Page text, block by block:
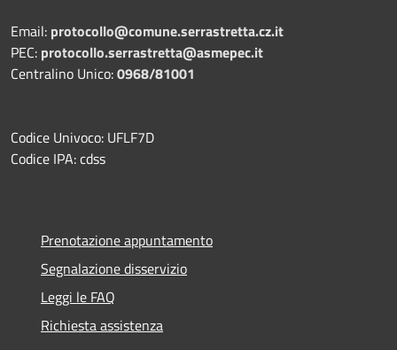
Email: protocollo@comune.serrastretta.cz.it
PEC: protocollo.serrastretta@asmepec.it
Centralino Unico:0968/81001
Codice Univoco: UFLF7D
Codice IPA: cdss
Prenotazione appuntamento
Segnalazione disservizio
Leggi le FAQ
Richiesta assistenza